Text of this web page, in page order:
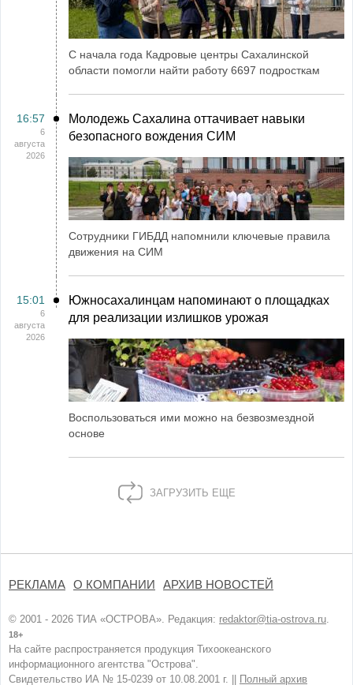
С начала года Кадровые центры Сахалинской
области помогли найти работу 6697 подросткам
16:57
6
августа
2026
Молодежь Сахалина оттачивает навыки
безопасного вождения СИМ
Сотрудники ГИБДД напомнили ключевые правила
движения на СИМ
15:01
6
августа
2026
Южносахалинцам напоминают о площадках
для реализации излишков урожая
Воспользоваться ими можно на безвозмездной
основе
ЗАГРУЗИТЬ ЕЩЕ
РЕКЛАМА О КОМПАНИИ АРХИВ НОВОСТЕЙ
© 2001 - 2026 ТИА «ОСТРОВА». Редакция: redaktor@tia-ostrova.ru.
18+
На сайте распространяется продукция Тихоокеанского
информационного агентства "Острова".
Свидетельство ИА № 15-0239 от 10.08.2001 г. ||
Полный архив